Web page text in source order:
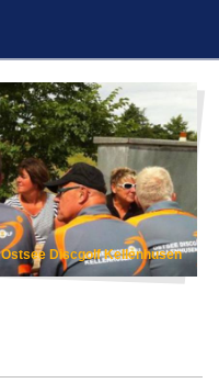
Ostsee Discgolf Kellenhusen